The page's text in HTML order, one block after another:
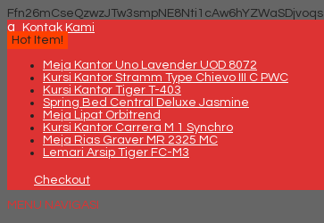
Ffn26mCseQzwzJTw3smpNE8Nti1cAw6hYZWaSDjvoqs
q
Kontak Kami
Hot Item!
Meja Kantor Uno Lavender UOD 8072
Kursi Kantor Stramm Type Chievo III C PWC
Kursi Kantor Tiger T-403
Spring Bed Central Deluxe Jasmine
Meja Lipat Orbitrend
Kursi Kantor Carrera M 1 Synchro
Meja Rias Graver MR 2325 MC
Lemari Arsip Tiger FC-M3
Checkout
MENU NAVIGASI